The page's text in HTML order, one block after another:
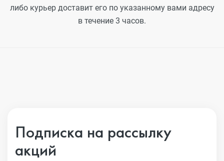
либо курьер доставит его по указанному вами адресу
в течение 3 часов.
Подписка на рассылку
акций